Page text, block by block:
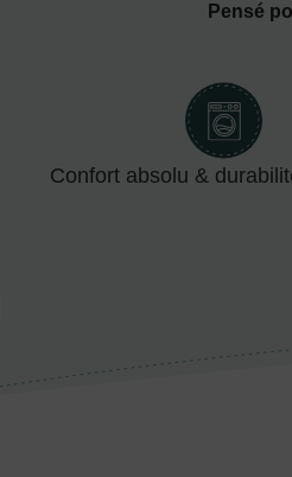
Pensé
Confort absolu &